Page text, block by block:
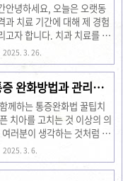
안녕하세요, 오늘은 오랫동
과 치료 기간에 대해 제 경험
고자 합니다. 치과 치료를 받
정보 수집 과정을 공유하
자 하는 마음에서 이 글을
한 처음 임플란트 치료를
안이 있었지만, 충분한 정보
자신감을 얻을 수 있었습니
글에서 임플란트 비용 비
과정에 대해 자세히 설명할
임플란트 가격 차이나는
심이 있으신 분들께 실질적
경험을 드러내고자 준비하
2025. 3. 26.
완화방법과 관리팁
께하는 통증완화법 꿀팁치
치아를 고치는 것 이상의 의
러분이 생각하는 것처럼 복
에서 우리가 놓치고 지나
함하고 있어요. 저는 처음
을 때 정말 많은 궁금증과 두
2025. 3. 6.